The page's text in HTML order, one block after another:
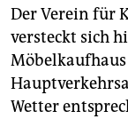
Der Verein für
versteckt sich
Wetter